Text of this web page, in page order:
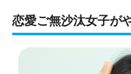
恋愛ご無沙汰女子が